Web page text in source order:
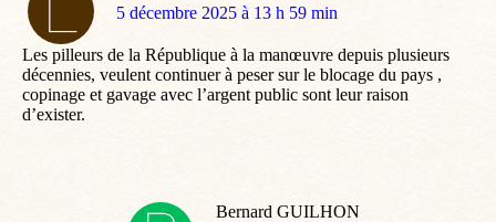
dit
5 décembre 2025 à 13 h 59 min
Les pilleurs de la République à la manœuvre depuis plusieurs
décennies, veulent continuer à peser sur le blocage du pays ,
copinage et gavage avec l’argent public sont leur raison
d’exister.
Bernard GUILHON